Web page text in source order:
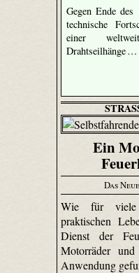
Gegen Ende des
technische
einer
Drahtseilhänge …
Ein
Das
Wie für viele
praktischen
Dienst der
Motorräder
Anwendung